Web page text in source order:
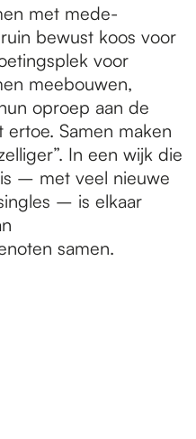
met mede-
bewust koos voor
voor
meebouwen,
oproep aan de
Samen maken
In een wijk die
– met veel nieuwe
– is elkaar
samen.